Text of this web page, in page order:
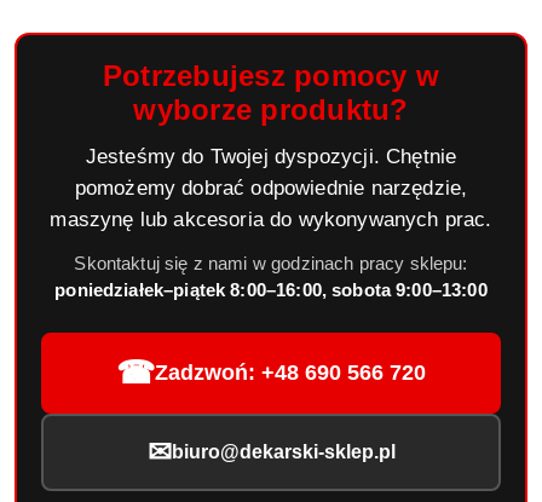
Potrzebujesz pomocy w
wyborze produktu?
Jesteśmy do Twojej dyspozycji. Chętnie
pomożemy dobrać odpowiednie narzędzie,
maszynę lub akcesoria do wykonywanych prac.
Skontaktuj się z nami w godzinach pracy sklepu:
poniedziałek–piątek 8:00–16:00, sobota 9:00–13:00
☎Zadzwoń: +48 690 566 720
✉ biuro@dekarski-sklep.pl